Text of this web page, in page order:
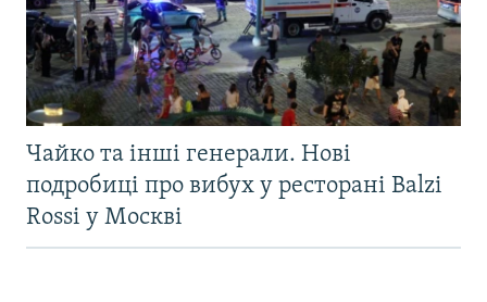
Чайко та інші генерали. Нові
подробиці про вибух у ресторані Balzi
Rossi у Москві